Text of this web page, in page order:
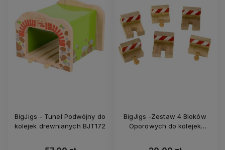
BigJigs - Tunel Podwójny do
kolejek drewnianych BJT172
BigJigs -Zestaw 4 Bloków
Oporowych do kolejek